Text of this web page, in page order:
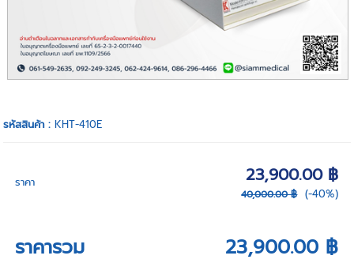
รหัสสินค้า :KHT-410E
ราคา 23,900.00 ฿
40,000.00 ฿ (-40%)
ราคารวม 23,900.00 ฿